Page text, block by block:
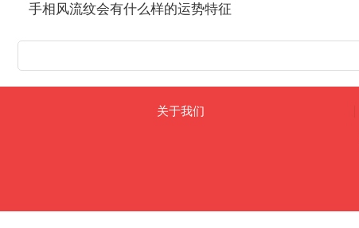
手相风流纹会有什么样的运势特征
关于我们